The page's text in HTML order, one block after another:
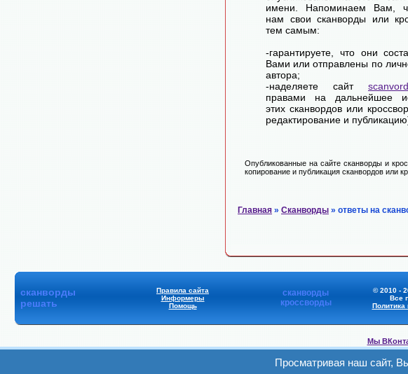
имени. Напоминаем Вам,
нам свои сканворды или
тем самым:
-гарантируете, что они
Вами или отправлены по
автора;
-наделяете сайт
правами на дальнейшее
этих сканвордов или
редактирование и
Опубликованные на сайте сканворды и
копирование и публикация сканвордов или
Главная » Сканворды » ответы на
сканворды
решать
Правила сайта
Информеры
Помощь
сканворды
кроссворды
© 2010 -
Все
Политика
Мы
Мы в
Просматривая наш сайт,